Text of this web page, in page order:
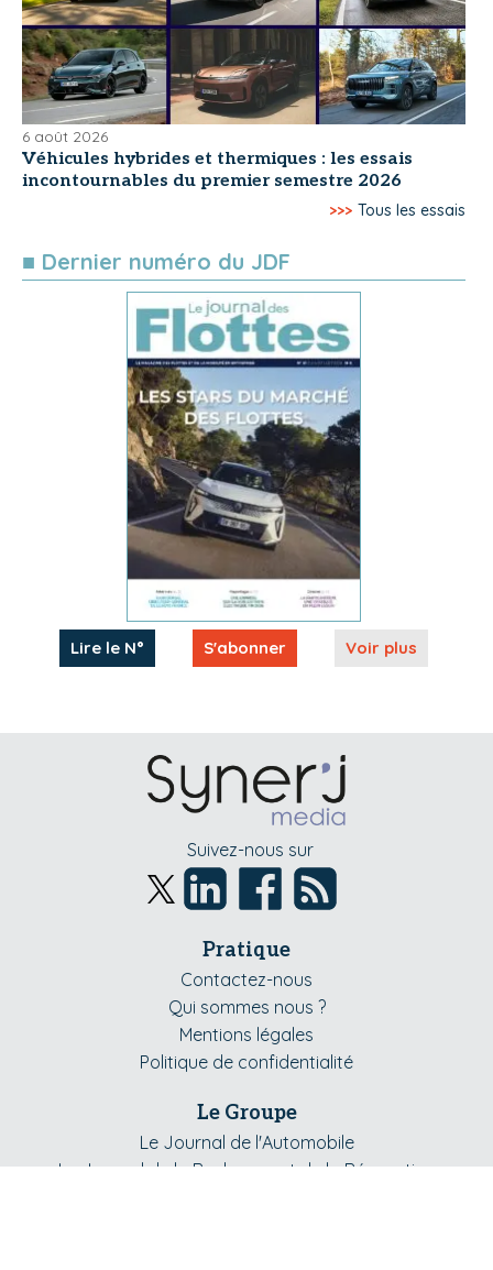
6 août 2026
Véhicules hybrides et thermiques : les essais
incontournables du premier semestre 2026
>>> Tous les essais
■ Dernier numéro du JDF
Lire le N° S'abonner Voir plus
Suivez-nous sur
Pratique
Contactez-nous
Qui sommes nous ?
Mentions légales
Politique de confidentialité
Le Groupe
Le Journal de l'Automobile
Le Journal de la Rechange et de la Réparation